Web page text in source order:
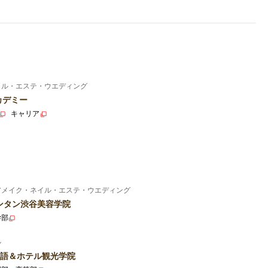
・エステ・ウエディング
デミー
キャリア
イク・ネイル・エステ・ウエディング
タン渋谷美容学院
＆ホテル観光学院